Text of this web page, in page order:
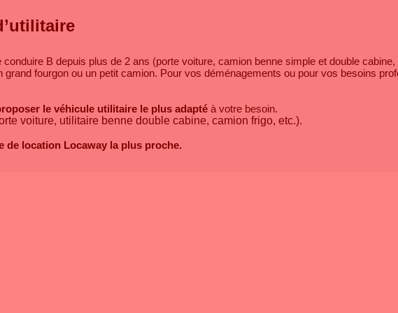
B depuis plus de 2 ans (porte voiture, camion benne simple et double
fourgon ou un petit camion. Pour vos déménagements ou pour vos besoins
le véhicule utilitaire le plus adapté à votre besoin.
voiture, utilitaire benne double cabine, camion frigo, etc.).
de location Locaway la plus proche.